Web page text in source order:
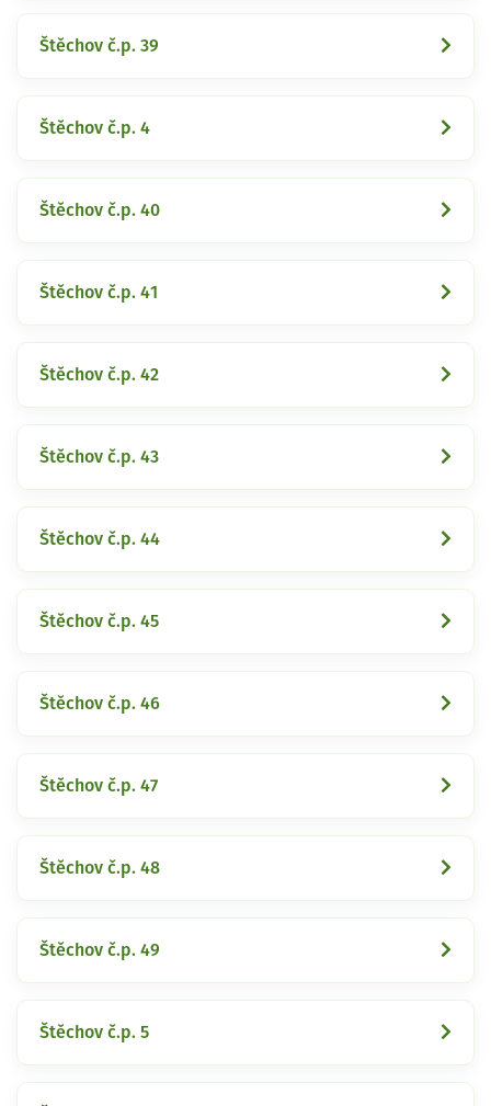
Štěchov č.p. 39
Štěchov č.p. 4
Štěchov č.p. 40
Štěchov č.p. 41
Štěchov č.p. 42
Štěchov č.p. 43
Štěchov č.p. 44
Štěchov č.p. 45
Štěchov č.p. 46
Štěchov č.p. 47
Štěchov č.p. 48
Štěchov č.p. 49
Štěchov č.p. 5